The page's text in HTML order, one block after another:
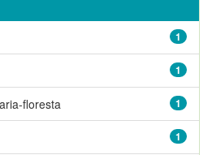
1
1
1
floresta
1